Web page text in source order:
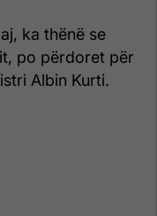
ka thënë se
po përdoret për
Albin Kurti.